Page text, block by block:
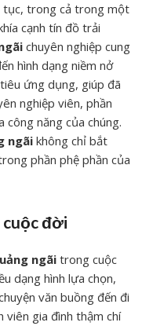
tục, trong cả trong một
cạnh tín đồ trải
chuyên nghiệp cung
hình dạng niềm nở
ứng dụng, giúp đã
nghiệp viên, phần
năng của chúng.
ngãi không chỉ bắt
phần phệ phần của
đời
ngãi trong cuộc
dạng hình lựa chọn,
văn buồng đến đi
viên gia đình thậm chí